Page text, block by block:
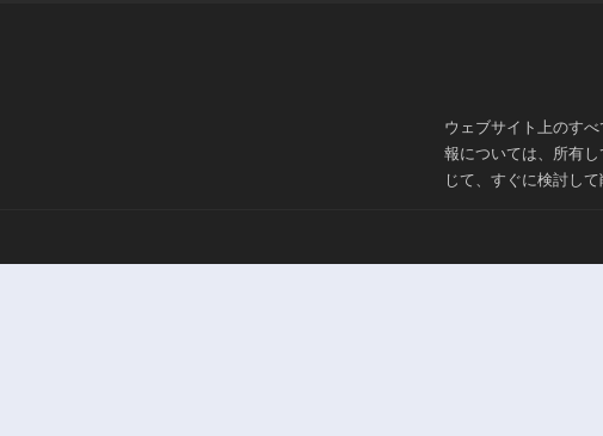
ウェブサイト上のす
報については、所有
じて、すぐに検討して